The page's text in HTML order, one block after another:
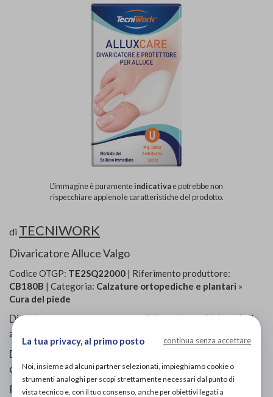
L'immagine è puramenteindicativae potrebbe non
rispecchiare appieno le caratteristiche del prodotto.
di TECNIWORK
Divaricatore Alluce Valgo
Codice OTGP: TE2SQ22000 | Riferimento produttore:
CB180B | Categoria: Calzature ortopediche e plantari »
Cura del piede
Divaricatore e protettore per l'alluce in morbido gel: si
applica tra l'alluce ed il secondo dito.
Divarica e allinea le dita riportandole in posizione
corretta e previene la formazione di callosità.
Protegge dallo sfregamento con la calzatura evitando
La tua privacy, al primo posto continua senza accettare
Noi, insieme ad alcuni partner selezionati, impieghiamo cookie o
strumenti analoghi per scopi strettamente necessari dal punto di
vista tecnico e, con il tuo consenso, anche per obiettivi legati a